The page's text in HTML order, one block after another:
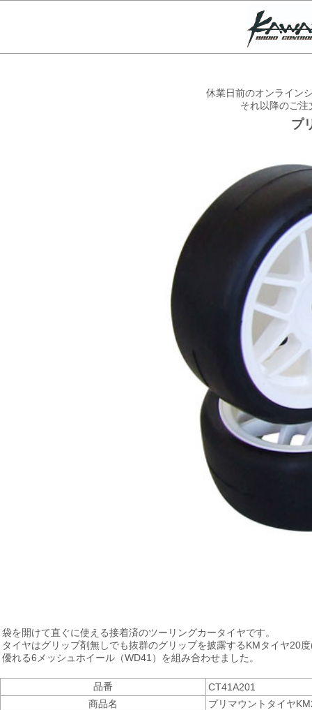
休業日前のオンライン
それ以降のご
プ
袋を開けて直ぐに使える接着済のツーリングカータイヤです。
タイヤはグリップ剤無しでも抜群のグリップを披露するKMタイヤ20
優れる6メッシュホイール（WD41）を組み合わせました。
品番
CT41A201
商品名
プリマウントタイヤ